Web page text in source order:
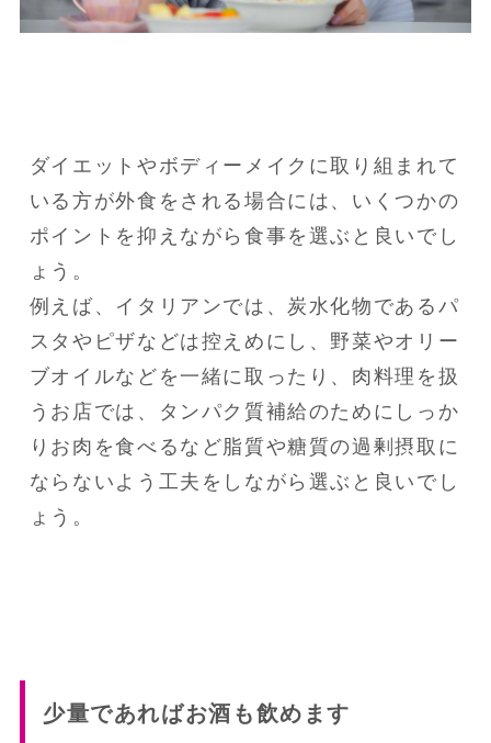
ダイエットやボディーメイクに取り組まれて
いる方が外食をされる場合には、いくつかの
ポイントを抑えながら食事を選ぶと良いでし
ょう。
例えば、イタリアンでは、炭水化物であるパ
スタやピザなどは控えめにし、野菜やオリー
ブオイルなどを一緒に取ったり、肉料理を扱
うお店では、タンパク質補給のためにしっか
りお肉を食べるなど脂質や糖質の過剰摂取に
ならないよう工夫をしながら選ぶと良いでし
ょう。
少量であればお酒も飲めます